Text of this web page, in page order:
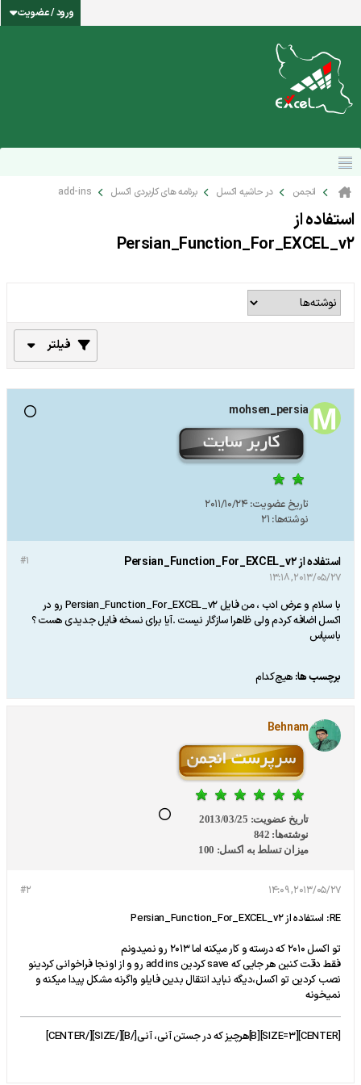
ورود / عضویت
انجمن در حاشیه اکسل برنامه های کاربردی اکسل add-ins
استفاده از
Persian_Function_For_EXCEL_v2
فیلتر
mohsen_persia
تاریخ عضویت: 2011/10/24
نوشته‌ها: 21
#1 استفاده از Persian_Function_For_EXCEL_v2
2013/05/27, 13:18
با سلام و عرض ادب ، من فایل Persian_Function_For_EXCEL_v2 رو در
اکسل اضافه کردم ولی ظاهرا سازگار نیست .آیا برای نسخه فایل جدیدی هست ؟
باسپاس
برچسب ها: هیچ‌کدام
Behnam
تاریخ عضویت: 2013/03/25
نوشته‌ها: 842
میزان تسلط به اکسل: 100
#2 2013/05/27, 14:09
RE: استفاده از Persian_Function_For_EXCEL_v2
تو اکسل 2010 که درسته و کار میکنه اما 2013 رو نمیدونم
فقط دقت کنین هر جایی که save کردین add ins رو و از اونجا فراخوانی کردینو
نصب کردین تو اکسل،دیگه نباید انتقال بدین فایلو واگرنه مشکل پیدا میکنه و
نمیخونه
[CENTER][SIZE=3][B]هرچیز که در جستن آنی، آنی[/B][/SIZE][/CENTER]